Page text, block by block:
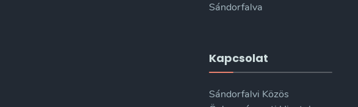
Sándorfalva
Kapcsolat
Sándorfalvi Közös